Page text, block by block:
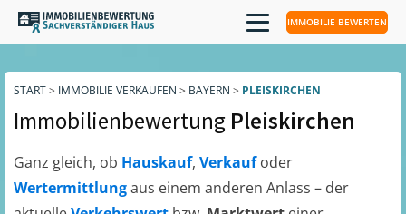
IMMOBILIE BEWERTEN
START> IMMOBILIE VERKAUFEN > BAYERN > PLEISKIRCHEN
Immobilienbewertung Pleiskirchen
Ganz gleich, ob Hauskauf, Verkaufoder
Wertermittlungaus einem anderen Anlass – der